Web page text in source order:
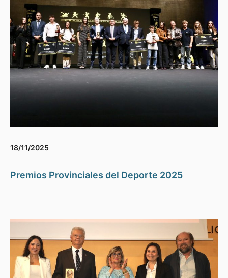
18/11/2025
Premios Provinciales del Deporte 2025